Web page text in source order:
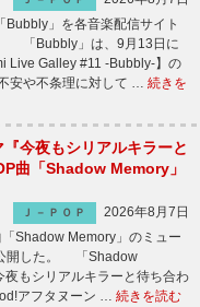
」を各音楽配信サイト
「Bubbly」は、9月13日に
Live Galley #11 -Bubbly-】の
安や不条理に対して … 続きを
今夜もシリアルキラーと
曲「Shadow Memory」
Ｊ－ＰＯＰ
2026年8月7日
Shadow Memory」のミュー
開した。 「Shadow
もシリアルキラーと待ち合わ
アフタヌーン … 続きを読む